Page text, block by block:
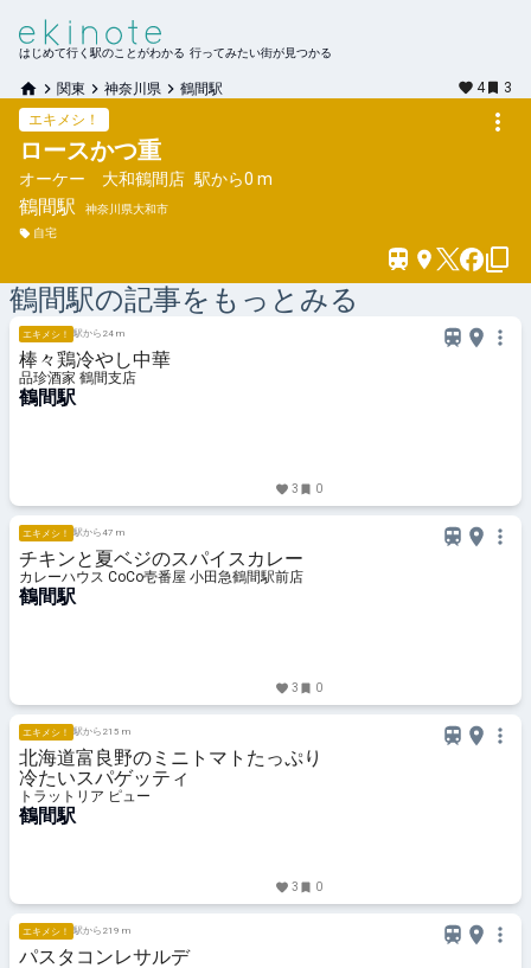
はじめて行く駅のことがわかる 行ってみたい街が見つかる
関東 神奈川県 鶴間駅 4
3
エキメシ！
ロースかつ重
オーケー 大和鶴間店 駅から0 m
鶴間駅
神奈川県大和市
自宅
鶴間駅の記事をもっとみる
エキメシ！ 駅から24 m
棒々鶏冷やし中華
品珍酒家 鶴間支店
鶴間駅
3 0
エキメシ！ 駅から47 m
チキンと夏ベジのスパイスカレー
カレーハウス CoCo壱番屋 小田急鶴間駅前店
鶴間駅
3 0
エキメシ！ 駅から215 m
北海道富良野のミニトマトたっぷり
冷たいスパゲッティ
トラットリア ピュー
鶴間駅
3 0
エキメシ！ 駅から219 m
パスタコンレサルデ